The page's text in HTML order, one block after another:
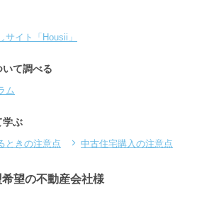
サイト「Housii」
て調べる
ム
学ぶ
ときの注意点 中古住宅購入の注意点
望の不動産会社様